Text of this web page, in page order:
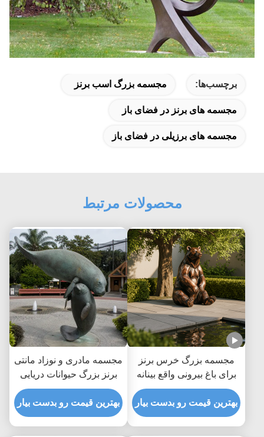
برچسب‌ها: مجسمه بزرگ اسب برنز
مجسمه های برنز در فضای باز
مجسمه های برزیلی در فضای باز
محصولات مرتبط
مجسمه بزرگ خرس برنز
برای باغ بیرونی واقع بینانه
نشسته مجسمه خرس قهوه
ای تزئینات هنری حیوانات
فلزی سفارشی برای پارک
بهترین قیمت رو بدست بیار
مجسمه مادری و نوزاد مانتی
برنز بزرگ حیوانات دریایی
باغ ساحلی مجسمه هنری در
فضای باز
بهترین قیمت رو بدست بیار